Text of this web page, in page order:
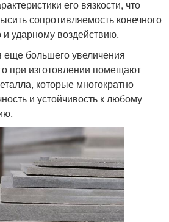
его вязкости, что
сопротивляемость конечного
ударному воздействию.
еще большего увеличения
при изготовлении помещают
которые многократно
и устойчивость к любому